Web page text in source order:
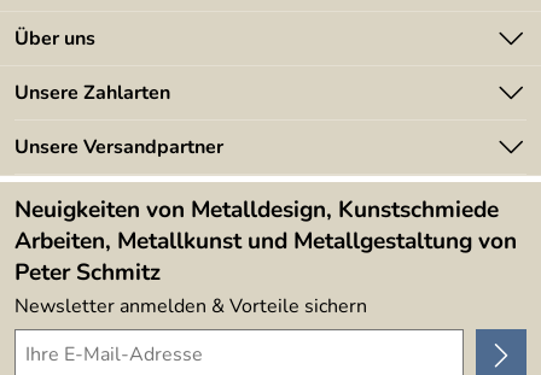
Kontakt
Kundeninformationen
Newsletter
Lieferbedingungen
Über uns
Angebote
Kundenbewertungen (394)
4,9/5
Unsere Zahlarten
Unsere Versandpartner
Neuigkeiten von Metalldesign, Kunstschmiede
Arbeiten, Metallkunst und Metallgestaltung von
Peter Schmitz
Newsletter anmelden & Vorteile sichern